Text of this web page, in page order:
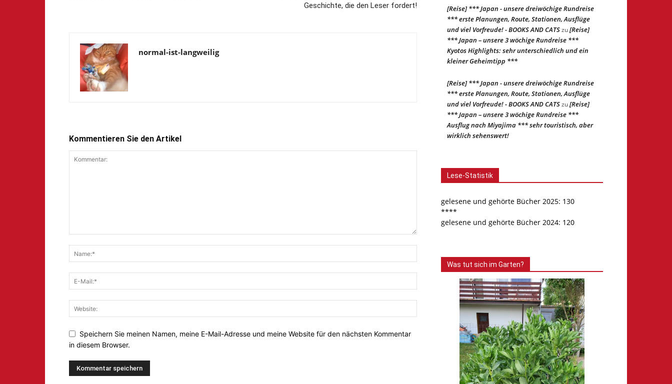
Geschichte, die den Leser fordert!
normal-ist-langweilig
Kommentieren Sie den Artikel
Speichern Sie meinen Namen, meine E-Mail-Adresse und meine Website für den nächsten Kommentar
in diesem Browser.
[Reise] *** Japan - unsere dreiwöchige Rundreise
*** erste Planungen, Route, Stationen, Ausflüge
und viel Vorfreude! - BOOKS AND CATSzu[Reise]
*** Japan – unsere 3 wöchige Rundreise ***
Kyotos Highlights: sehr unterschiedlich und ein
kleiner Geheimtipp ***
[Reise] *** Japan - unsere dreiwöchige Rundreise
*** erste Planungen, Route, Stationen, Ausflüge
und viel Vorfreude! - BOOKS AND CATSzu[Reise]
*** Japan – unsere 3 wöchige Rundreise ***
Ausflug nach Miyajima *** sehr touristisch, aber
wirklich sehenswert!
Lese-Statistik
gelesene und gehörte Bücher 2025: 130
****
gelesene und gehörte Bücher 2024: 120
Was tut sich im Garten?